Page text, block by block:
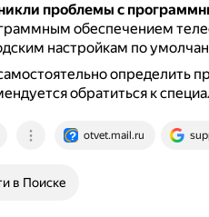
проблемы с
обеспечением
настройкам по
определить
обратиться к
otvet.mail.ru
в Поиске